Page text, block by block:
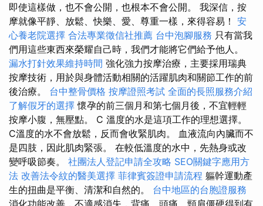
即使這樣做，也不會公開，也根本不會公開。 我深信，按
摩就像平靜、放鬆、快樂、愛、尊重一樣，來得容易！ 安
心養老院選擇 合法專業徵信社推薦 台中泡腳服務 只有當我
們用這些東西來榮耀自己時，我們才能將它們給予他人。
漏水打針效果維持時間 強化強力按摩治療，主要採用瑞典
按摩技術，用於與身體活動相關的活躍肌肉和關節工作的前
後治療。 台中整骨價格 按摩證照考試 全面的長照服務介紹
了解假牙的選擇 懷孕的前三個月和第七個月後，不宜輕輕
按摩小腹，無壓點。 C 溫度的水是這項工作的理想選擇。
C溫度的水不會放鬆，反而會收緊肌肉。 血液流向內臟而不
是四肢，因此肌肉緊張。 在較低溫度的水中，先熱身或改
變呼吸節奏。 社團法人登記申請全攻略 SEO關鍵字應用方
法 改善法令紋的醫美選擇 菲律賓簽證申請流程 軀幹運動產
生的扭曲是平衡、清潔和自然的。 台中地區的台胞證服務
消化功能改善，不適感消失，背痛、頭痛、頸肩僵硬得到有